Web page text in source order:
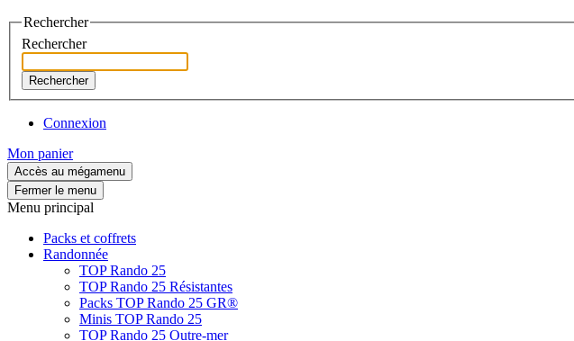
Rechercher
Rechercher
Rechercher
Connexion
Mon panier
Accès au mégamenu
Fermer le menu
Menu principal
Packs et coffrets
Randonnée
TOP Rando 25
TOP Rando 25 Résistantes
Packs TOP Rando 25 GR®
Minis TOP Rando 25
TOP Rando 25 Outre-mer